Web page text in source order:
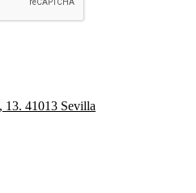
13. 41013 Sevilla